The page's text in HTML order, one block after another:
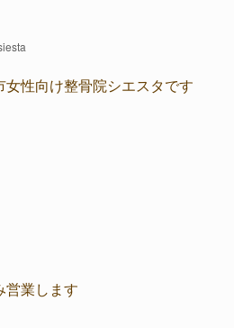
女性向け整骨院シエスタです
営業します